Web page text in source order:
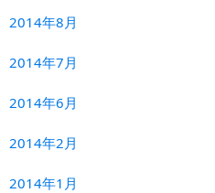
2014年8月
2014年7月
2014年6月
2014年2月
2014年1月